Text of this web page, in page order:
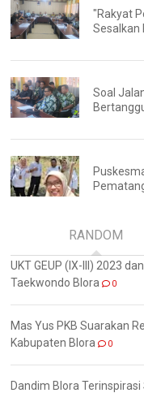
"Rakyat
Sesalkan
Soal
RANDOM
UKT GEUP (IX-III) 2023
Taekwondo Blora
0
Mas Yus PKB Suarakan
Kabupaten Blora
0
Dandim Blora